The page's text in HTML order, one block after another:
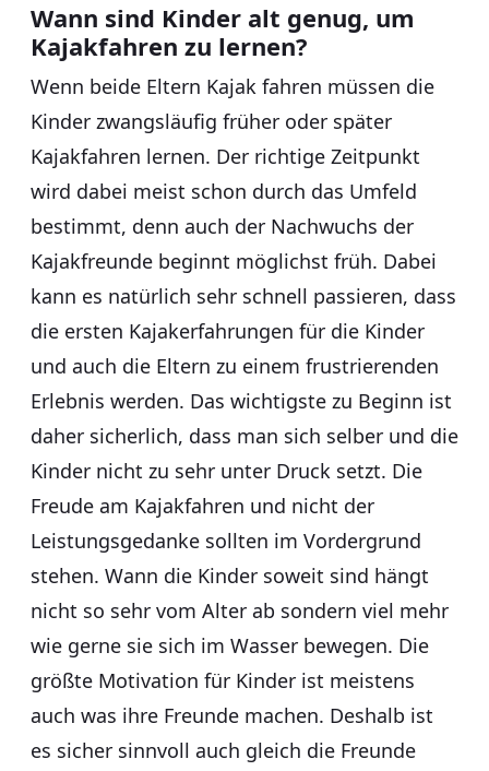
Wann sind Kinder alt genug, um
Kajakfahren zu lernen?
Wenn beide Eltern Kajak fahren müssen die
Kinder zwangsläufig früher oder später
Kajakfahren lernen. Der richtige Zeitpunkt
wird dabei meist schon durch das Umfeld
bestimmt, denn auch der Nachwuchs der
Kajakfreunde beginnt möglichst früh. Dabei
kann es natürlich sehr schnell passieren, dass
die ersten Kajakerfahrungen für die Kinder
und auch die Eltern zu einem frustrierenden
Erlebnis werden. Das wichtigste zu Beginn ist
daher sicherlich, dass man sich selber und die
Kinder nicht zu sehr unter Druck setzt. Die
Freude am Kajakfahren und nicht der
Leistungsgedanke sollten im Vordergrund
stehen. Wann die Kinder soweit sind hängt
nicht so sehr vom Alter ab sondern viel mehr
wie gerne sie sich im Wasser bewegen. Die
größte Motivation für Kinder ist meistens
auch was ihre Freunde machen. Deshalb ist
es sicher sinnvoll auch gleich die Freunde